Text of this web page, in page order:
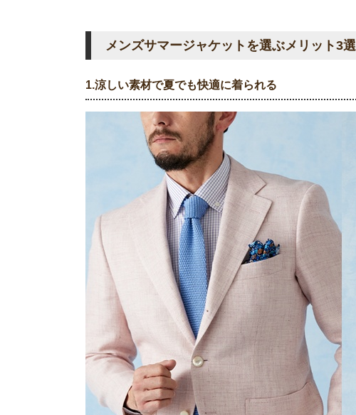
メンズサマージャケットを選ぶメリット3選
1.涼しい素材で夏でも快適に着られる